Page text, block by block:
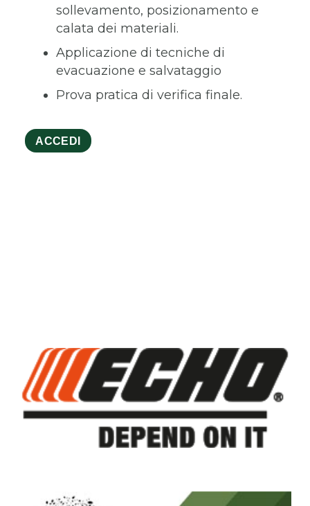
sollevamento, posizionamento e
calata dei materiali.
Applicazione di tecniche di
evacuazione e salvataggio
Prova pratica di verifica finale.
ACCEDI